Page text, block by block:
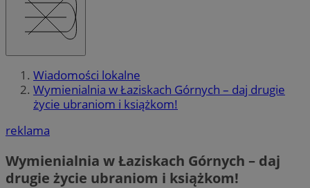
Wiadomości lokalne
Wymienialnia w Łaziskach Górnych – daj drugie
życie ubraniom i książkom!
reklama
Wymienialnia w Łaziskach Górnych – daj
drugie życie ubraniom i książkom!